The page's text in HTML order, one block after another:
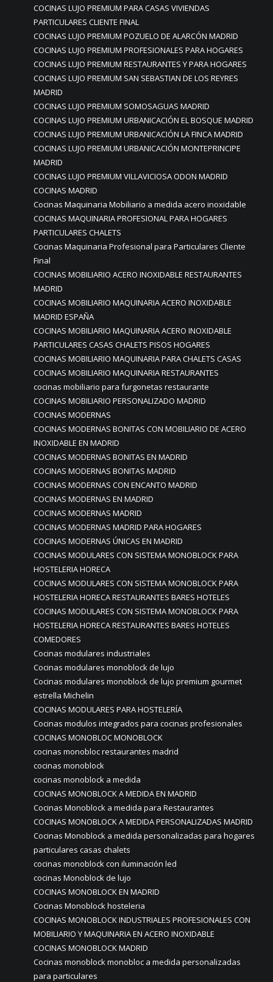
COCINAS LUJO PREMIUM PARA CASAS VIVIENDAS
PARTICULARES CLIENTE FINAL
COCINAS LUJO PREMIUM POZUELO DE ALARCÓN MADRID
COCINAS LUJO PREMIUM PROFESIONALES PARA HOGARES
COCINAS LUJO PREMIUM RESTAURANTES Y PARA HOGARES
COCINAS LUJO PREMIUM SAN SEBASTIAN DE LOS REYRES
MADRID
COCINAS LUJO PREMIUM SOMOSAGUAS MADRID
COCINAS LUJO PREMIUM URBANICACIÓN EL BOSQUE MADRID
COCINAS LUJO PREMIUM URBANICACIÓN LA FINCA MADRID
COCINAS LUJO PREMIUM URBANICACIÓN MONTEPRINCIPE
MADRID
COCINAS LUJO PREMIUM VILLAVICIOSA ODON MADRID
COCINAS MADRID
Cocinas Maquinaria Mobiliario a medida acero inoxidable
COCINAS MAQUINARIA PROFESIONAL PARA HOGARES
PARTICULARES CHALETS
Cocinas Maquinaria Profesional para Particulares Cliente
Final
COCINAS MOBILIARIO ACERO INOXIDABLE RESTAURANTES
MADRID
COCINAS MOBILIARIO MAQUINARIA ACERO INOXIDABLE
MADRID ESPAÑA
COCINAS MOBILIARIO MAQUINARIA ACERO INOXIDABLE
PARTICULARES CASAS CHALETS PISOS HOGARES
COCINAS MOBILIARIO MAQUINARIA PARA CHALETS CASAS
COCINAS MOBILIARIO MAQUINARIA RESTAURANTES
cocinas mobiliario para furgonetas restaurante
COCINAS MOBILIARIO PERSONALIZADO MADRID
COCINAS MODERNAS
COCINAS MODERNAS BONITAS CON MOBILIARIO DE ACERO
INOXIDABLE EN MADRID
COCINAS MODERNAS BONITAS EN MADRID
COCINAS MODERNAS BONITAS MADRID
COCINAS MODERNAS CON ENCANTO MADRID
COCINAS MODERNAS EN MADRID
COCINAS MODERNAS MADRID
COCINAS MODERNAS MADRID PARA HOGARES
COCINAS MODERNAS ÚNICAS EN MADRID
COCINAS MODULARES CON SISTEMA MONOBLOCK PARA
HOSTELERIA HORECA
COCINAS MODULARES CON SISTEMA MONOBLOCK PARA
HOSTELERIA HORECA RESTAURANTES BARES HOTELES
COCINAS MODULARES CON SISTEMA MONOBLOCK PARA
HOSTELERIA HORECA RESTAURANTES BARES HOTELES
COMEDORES
Cocinas modulares industriales
Cocinas modulares monoblock de lujo
Cocinas modulares monoblock de lujo premium gourmet
estrella Michelin
COCINAS MODULARES PARA HOSTELERÍA
Cocinas modulos integrados para cocinas profesionales
COCINAS MONOBLOC MONOBLOCK
cocinas monobloc restaurantes madrid
cocinas monoblock
cocinas monoblock a medida
COCINAS MONOBLOCK A MEDIDA EN MADRID
Cocinas Monoblock a medida para Restaurantes
COCINAS MONOBLOCK A MEDIDA PERSONALIZADAS MADRID
Cocinas Monoblock a medida personalizadas para hogares
particulares casas chalets
cocinas monoblock con iluminación led
cocinas Monoblock de lujo
COCINAS MONOBLOCK EN MADRID
Cocinas Monoblock hosteleria
COCINAS MONOBLOCK INDUSTRIALES PROFESIONALES CON
MOBILIARIO Y MAQUINARIA EN ACERO INOXIDABLE
COCINAS MONOBLOCK MADRID
Cocinas monoblock monobloc a medida personalizadas
para particulares